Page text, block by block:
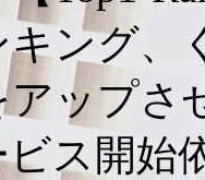
ング、
ップさ
ス開始